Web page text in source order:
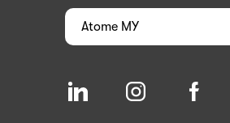
Atome MY